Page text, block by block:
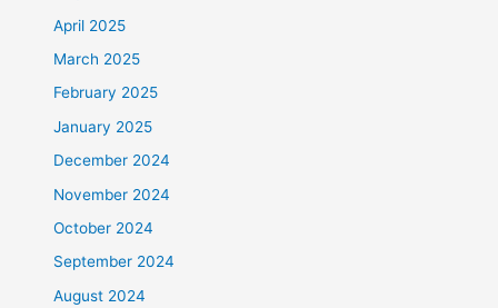
April 2025
March 2025
February 2025
January 2025
December 2024
November 2024
October 2024
September 2024
August 2024